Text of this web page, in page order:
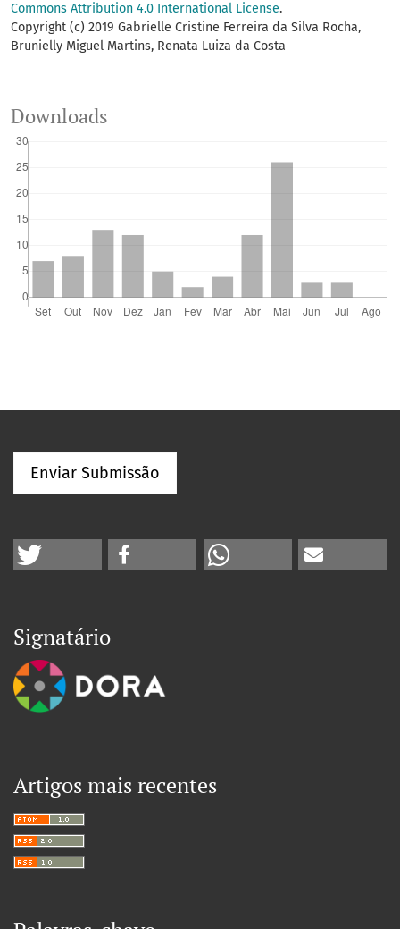
Commons Attribution 4.0 International License.
Copyright (c) 2019 Gabrielle Cristine Ferreira da Silva Rocha,
Brunielly Miguel Martins, Renata Luiza da Costa
Downloads
Enviar Submissão
Signatário
Artigos mais recentes